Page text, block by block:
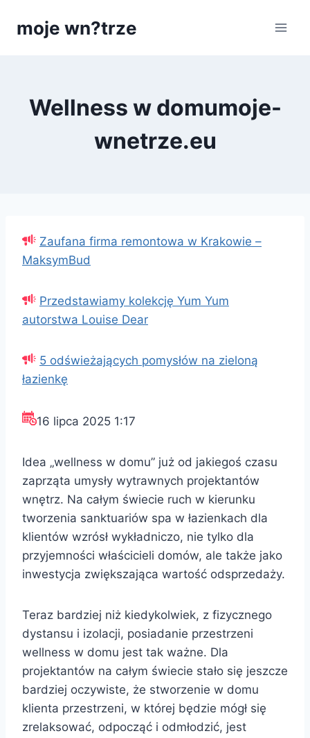
moje wn?trze
Wellness w domumoje-
wnetrze.eu
Zaufana firma remontowa w Krakowie –
MaksymBud
Przedstawiamy kolekcję Yum Yum
autorstwa Louise Dear
5 odświeżających pomysłów na zieloną
łazienkę
16 lipca 2025 1:17
Idea „wellness w domu” już od jakiegoś czasu
zaprząta umysły wytrawnych projektantów
wnętrz. Na całym świecie ruch w kierunku
tworzenia sanktuariów spa w łazienkach dla
klientów wzrósł wykładniczo, nie tylko dla
przyjemności właścicieli domów, ale także jako
inwestycja zwiększająca wartość odsprzedaży.
Teraz bardziej niż kiedykolwiek, z fizycznego
dystansu i izolacji, posiadanie przestrzeni
wellness w domu jest tak ważne. Dla
projektantów na całym świecie stało się jeszcze
bardziej oczywiste, że stworzenie w domu
klienta przestrzeni, w której będzie mógł się
zrelaksować, odpocząć i odmłodzić, jest